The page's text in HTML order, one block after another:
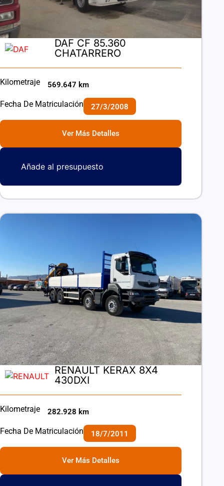
DAF CF 85.360
CHATARRERO
Kilometraje 569.647 km
Fecha De Matriculación 27/3/2008
Ver Más Detalles
Añade al presupuesto
RENAULT KERAX 8X4
430DXI
Kilometraje 282.928 km
Fecha De Matriculación 18/7/2011
Ver Más Detalles